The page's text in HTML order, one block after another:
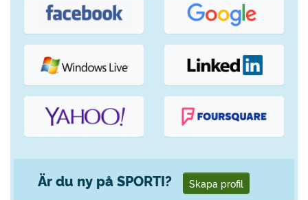
Är du ny på SPORTI? Skapa profil